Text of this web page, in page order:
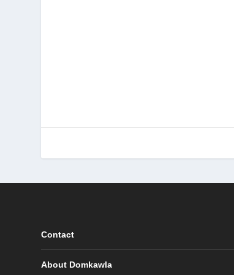
Contact
About Domkawla